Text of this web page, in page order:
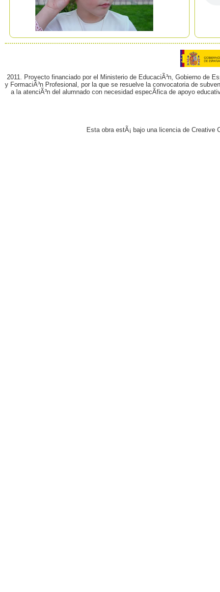
2011. Proyecto financiado por el Ministerio de EducaciÃ³n, Gobierno de
y FormaciÃ³n Profesional, por la que se resuelve la convocatoria de
a la atenciÃ³n del alumnado con necesidad especÃ­fica de apoyo
Esta obra estÃ¡ bajo una licencia de Creative